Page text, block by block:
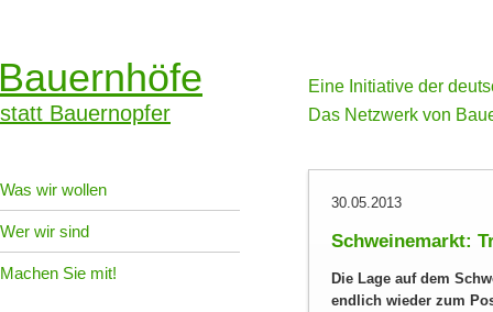
statt Bauernopfer
Eine Initiative der
Das Netzwerk von
Was wir wollen
Wer wir sind
Machen Sie mit!
30.05.2013
Schweinemarkt:
Die Lage auf dem
endlich wieder zum